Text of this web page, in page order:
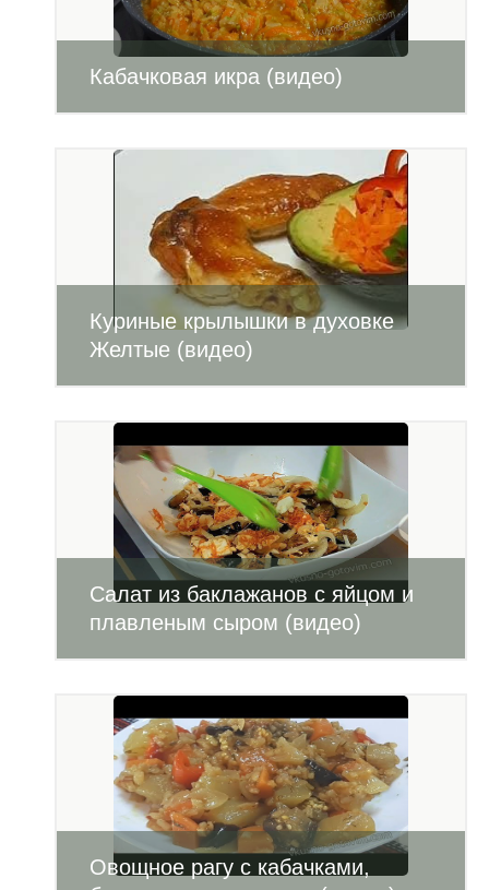
Кабачковая икра (видео)
Куриные крылышки в духовке
Желтые (видео)
Салат из баклажанов с яйцом и
плавленым сыром (видео)
Овощное рагу с кабачками,